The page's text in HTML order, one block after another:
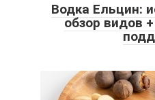
Водка Ельцин:
обзор видов